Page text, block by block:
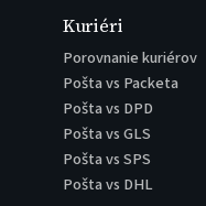
Kuriéri
Porovnanie kuriérov
Pošta vs Packeta
Pošta vs DPD
Pošta vs GLS
Pošta vs SPS
Pošta vs DHL